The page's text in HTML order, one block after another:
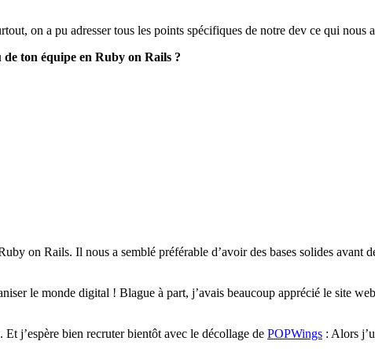
on a pu adresser tous les points spécifiques de notre dev ce qui nous
ton équipe en Ruby on Rails ?
on Rails. Il nous a semblé préférable d’avoir des bases solides avant
le monde digital ! Blague à part, j’avais beaucoup apprécié le site
j’espère bien recruter bientôt avec le décollage de POPWings : Alors